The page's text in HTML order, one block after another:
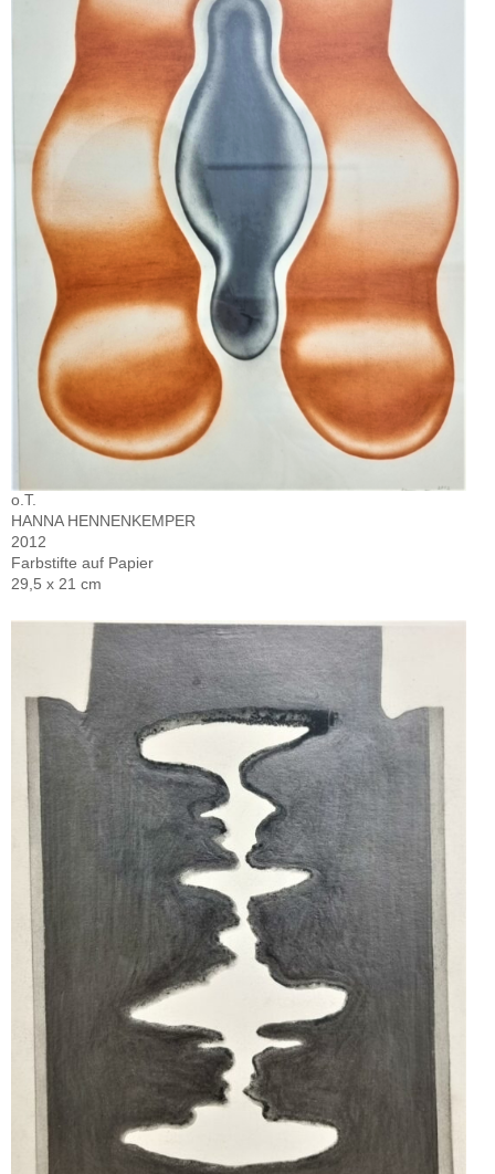
o.T.
HANNA HENNENKEMPER
2012
Farbstifte auf Papier
29,5 x 21 cm